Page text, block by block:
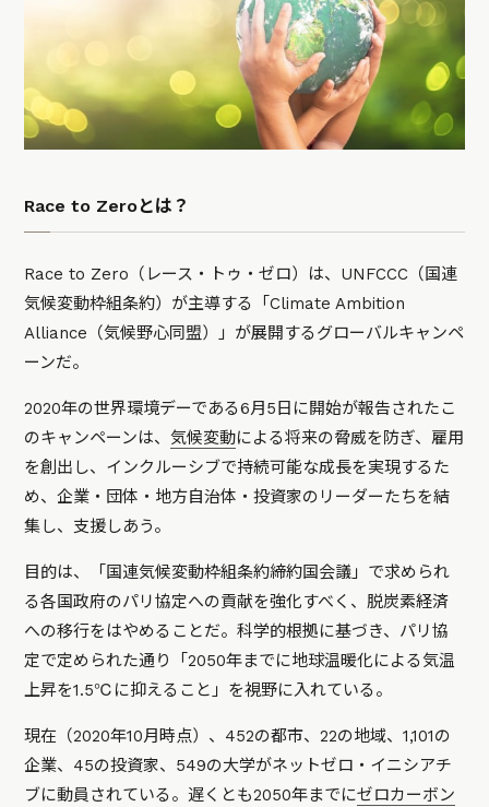
Race to Zeroとは？
Race to Zero（レース・トゥ・ゼロ）は、UNFCCC（国連
気候変動枠組条約）が主導する「Climate Ambition
Alliance（気候野心同盟）」が展開するグローバルキャンペ
ーンだ。
2020年の世界環境デーである6月5日に開始が報告されたこ
のキャンペーンは、気候変動による将来の脅威を防ぎ、雇用
を創出し、インクルーシブで持続可能な成長を実現するた
め、企業・団体・地方自治体・投資家のリーダーたちを結
集し、支援しあう。
目的は、「国連気候変動枠組条約締約国会議」で求められ
る各国政府のパリ協定への貢献を強化すべく、脱炭素経済
への移行をはやめることだ。科学的根拠に基づき、パリ協
定で定められた通り「2050年までに地球温暖化による気温
上昇を1.5℃に抑えること」を視野に入れている。
現在（2020年10月時点）、452の都市、22の地域、1,101の
企業、45の投資家、549の大学がネットゼロ・イニシアチ
ブに動員されている。遅くとも2050年までにゼロカーボン